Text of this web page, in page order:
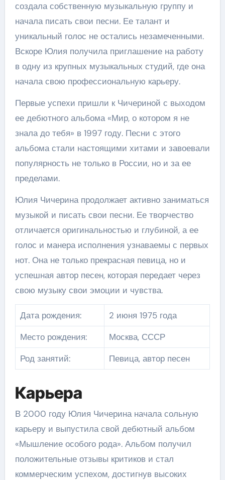
создала собственную музыкальную группу и
начала писать свои песни. Ее талант и
уникальный голос не остались незамеченными.
Вскоре Юлия получила приглашение на работу
в одну из крупных музыкальных студий, где она
начала свою профессиональную карьеру.
Первые успехи пришли к Чичериной с выходом
ее дебютного альбома «Мир, о котором я не
знала до тебя» в 1997 году. Песни с этого
альбома стали настоящими хитами и завоевали
популярность не только в России, но и за ее
пределами.
Юлия Чичерина продолжает активно заниматься
музыкой и писать свои песни. Ее творчество
отличается оригинальностью и глубиной, а ее
голос и манера исполнения узнаваемы с первых
нот. Она не только прекрасная певица, но и
успешная автор песен, которая передает через
свою музыку свои эмоции и чувства.
Дата рождения:
2 июня 1975 года
Место рождения:
Москва, СССР
Род занятий:
Певица, автор песен
Карьера
В 2000 году Юлия Чичерина начала сольную
карьеру и выпустила свой дебютный альбом
«Мышление особого рода». Альбом получил
положительные отзывы критиков и стал
коммерческим успехом, достигнув высоких